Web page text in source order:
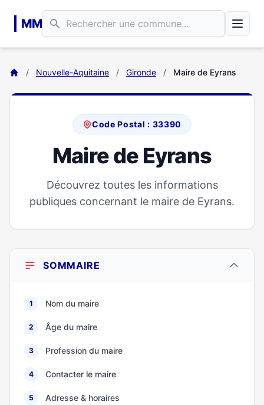
MM
/ Nouvelle-Aquitaine / Gironde / Maire de Eyrans
Code Postal : 33390
Maire de Eyrans
Découvrez toutes les informations
publiques concernant le maire de Eyrans.
SOMMAIRE
1 Nom du maire
2 Âge du maire
3 Profession du maire
4 Contacter le maire
5 Adresse & horaires